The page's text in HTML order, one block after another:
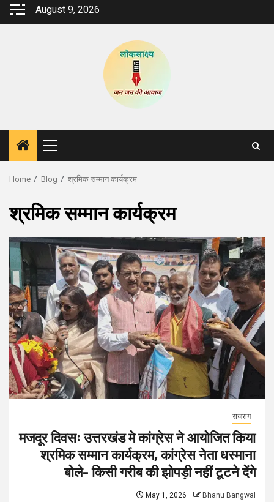
Skip
August 9, 2026
Primary
Menu
Home Blog श्रमिक सम्मान कार्यक्रम
श्रमिक सम्मान कार्यक्रम
राजराग
मजदूर दिवसः उत्तरखंड मे कांग्रेस ने आयोजित किया
श्रमिक सम्मान कार्यक्रम, कांग्रेस नेता धस्माना
बोले- किसी गरीब की झोपड़ी नहीं टूटने देंगे
May 1, 2026 Bhanu Bangwal